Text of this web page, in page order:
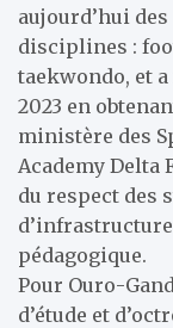
aujourd’hui
disciplines :
taekwondo, et
2023 en
ministère des
Academy Delta
du respect des
pédagogique.
Pour Ouro-
d’étude et